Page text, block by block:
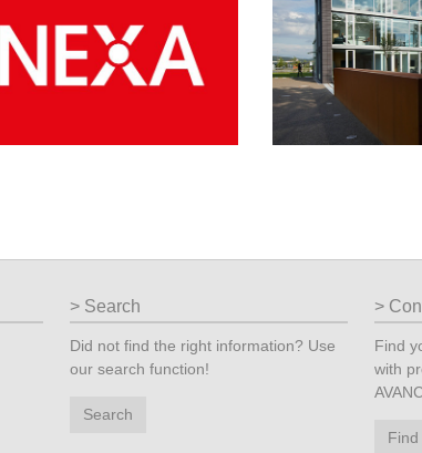
Search
Did not find the right information? Use
our search function!
Search
Find
with